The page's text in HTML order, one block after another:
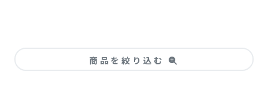
商品を絞り込む